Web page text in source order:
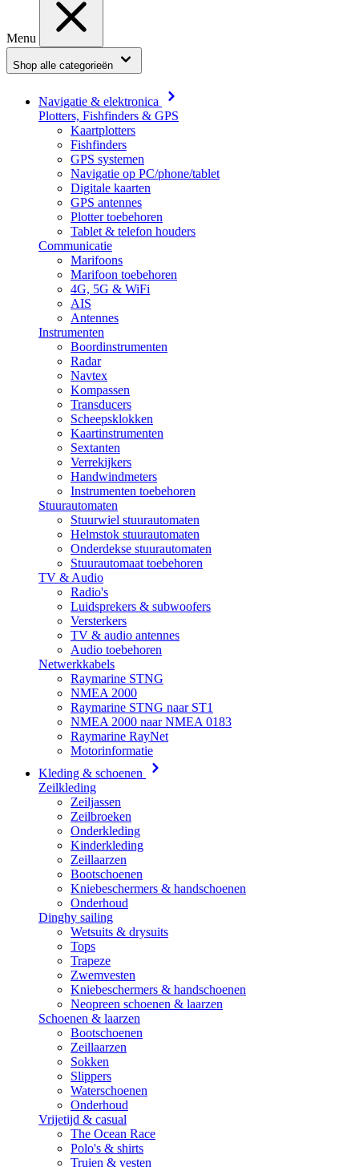
Menu
Shop alle categorieën
Navigatie & elektronica
Plotters, Fishfinders & GPS
Kaartplotters
Fishfinders
GPS systemen
Navigatie op PC/phone/tablet
Digitale kaarten
GPS antennes
Plotter toebehoren
Tablet & telefon houders
Communicatie
Marifoons
Marifoon toebehoren
4G, 5G & WiFi
AIS
Antennes
Instrumenten
Boordinstrumenten
Radar
Navtex
Kompassen
Transducers
Scheepsklokken
Kaartinstrumenten
Sextanten
Verrekijkers
Handwindmeters
Instrumenten toebehoren
Stuurautomaten
Stuurwiel stuurautomaten
Helmstok stuurautomaten
Onderdekse stuurautomaten
Stuurautomaat toebehoren
TV & Audio
Radio's
Luidsprekers & subwoofers
Versterkers
TV & audio antennes
Audio toebehoren
Netwerkkabels
Raymarine STNG
NMEA 2000
Raymarine STNG naar ST1
NMEA 2000 naar NMEA 0183
Raymarine RayNet
Motorinformatie
Kleding & schoenen
Zeilkleding
Zeiljassen
Zeilbroeken
Onderkleding
Kinderkleding
Zeillaarzen
Bootschoenen
Kniebeschermers & handschoenen
Onderhoud
Dinghy sailing
Wetsuits & drysuits
Tops
Trapeze
Zwemvesten
Kniebeschermers & handschoenen
Neopreen schoenen & laarzen
Schoenen & laarzen
Bootschoenen
Zeillaarzen
Sokken
Slippers
Waterschoenen
Onderhoud
Vrijetijd & casual
The Ocean Race
Polo's & shirts
Truien & vesten